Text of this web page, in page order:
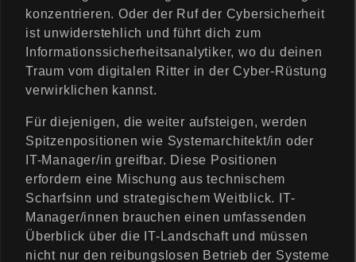
konzentrieren. Oder der Ruf der Cybersicherheit
ist unwiderstehlich und führt dich zum
Informationssicherheitsanalytiker, wo du deinen
Traum vom digitalen Ritter in der Cyber-Rüstung
verwirklichen kannst.
Für diejenigen, die weiter aufsteigen, werden
Spitzenpositionen wie Systemarchitekt/in oder
IT-Manager/in greifbar. Diese Positionen
erfordern eine Mischung aus technischem
Scharfsinn und strategischem Weitblick. IT-
Manager/innen brauchen einen umfassenden
Überblick über die IT-Landschaft und müssen
nicht nur den reibungslosen Betrieb der Systeme